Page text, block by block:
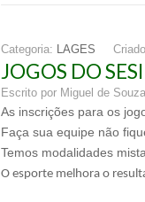
Categoria: LAGES
JOGOS DO
Escrito por Miguel de
As inscrições para os
Faça sua equipe não
Temos modalidades
O esporte melhora o